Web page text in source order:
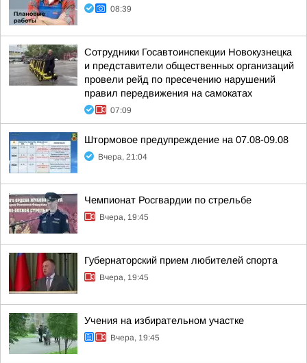
08:39
Сотрудники Госавтоинспекции Новокузнецка
и представители общественных организаций
провели рейд по пресечению нарушений
правил передвижения на самокатах
07:09
Штормовое предупреждение на 07.08-09.08
Вчера, 21:04
Чемпионат Росгвардии по стрельбе
Вчера, 19:45
Губернаторский прием любителей спорта
Вчера, 19:45
Учения на избирательном участке
Вчера, 19:45